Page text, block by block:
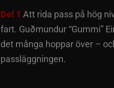
Del 1 Att rida pass på hög
fart. Guðmundur “Gummi”
det många hoppar över –
passläggningen.